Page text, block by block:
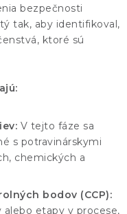
Slovník pojmov
bezpečnosti
tak, aby identifikoval,
ktoré sú
V tejto fáze sa
s potravinárskymi
chemických a
bodov (CCP):
etapy v procese,